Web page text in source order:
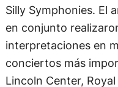
Silly Symphonies. El
en conjunto
interpretaciones en
conciertos más
Lincoln Center,